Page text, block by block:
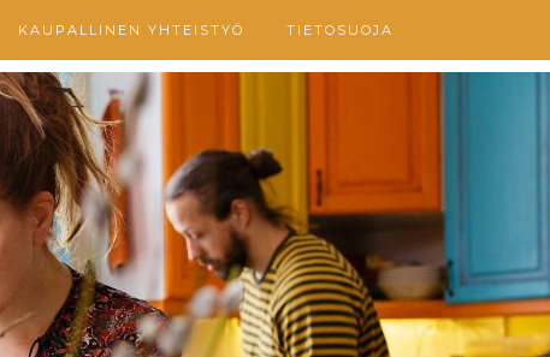
KAUPALLINEN YHTEISTYÖ TIETOSUOJA